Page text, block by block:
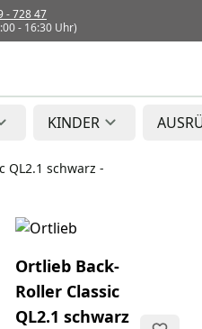
- 728 47
- 16:30 Uhr)
KINDER
QL2.1 schwarz -
Ortlieb Back-
Roller Classic
QL2.1 schwarz